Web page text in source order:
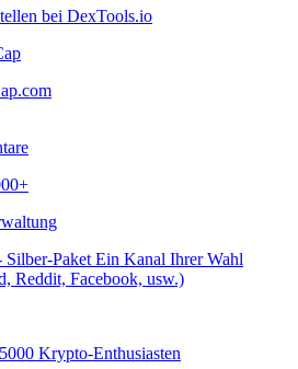
bei DexTools.io
Paket Ein Kanal Ihrer Wahl
Reddit, Facebook, usw.)
Krypto-Enthusiasten